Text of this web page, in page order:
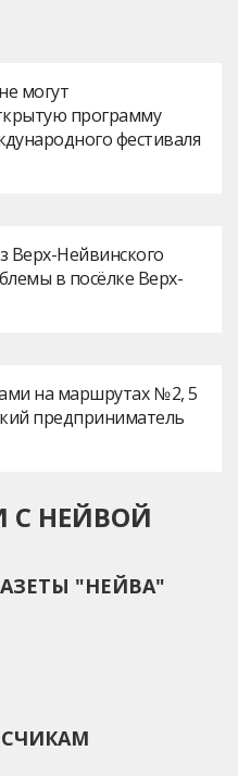
могут
программу
фестиваля
Верх-Нейвинского
в посёлке Верх-
на маршрутах № 2, 5
предприниматель
С НЕЙВОЙ
"НЕЙВА"